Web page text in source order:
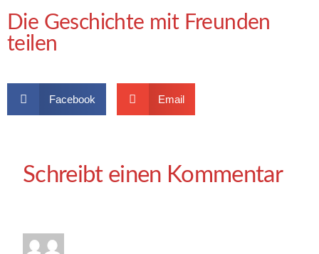
Die Geschichte mit Freunden
teilen
Facebook Email